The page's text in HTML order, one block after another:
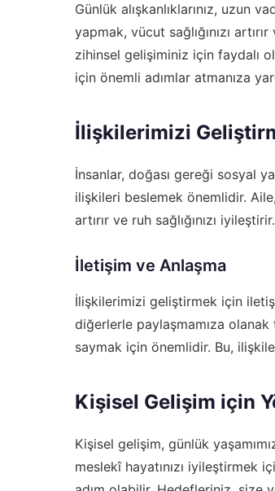
Günlük alışkanlıklarınız, uzun
yapmak, vücut sağlığınızı
zihinsel gelişiminiz için faydalı
için önemli adımlar atmanıza
İlişkilerimizi
İnsanlar, doğası gereği sosyal
ilişkileri beslemek önemlidir.
artırır ve ruh sağlığınızı iyileştirir.
İletişim ve Anlaşma
İlişkilerimizi geliştirmek için
diğerlerle paylaşmamıza olanak
saymak için önemlidir. Bu,
Kişisel Gelişim için
Kişisel gelişim, günlük
meslekî hayatınızı iyileştirmek